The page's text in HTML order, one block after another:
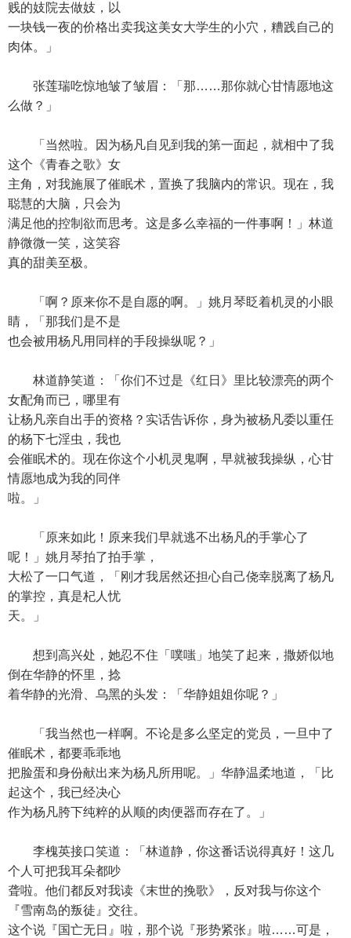
贱的妓院去做妓，以
一块钱一夜的价格出卖我这美女大学生的小穴，糟践自己的
肉体。」
张莲瑞吃惊地皱了皱眉：「那……那你就心甘情愿地这
么做？」
「当然啦。因为杨凡自见到我的第一面起，就相中了我
这个《青春之歌》女
主角，对我施展了催眠术，置换了我脑内的常识。现在，我
聪慧的大脑，只会为
满足他的控制欲而思考。这是多么幸福的一件事啊！」林道
静微微一笑，这笑容
真的甜美至极。
「啊？原来你不是自愿的啊。」姚月琴眨着机灵的小眼
睛，「那我们是不是
也会被用杨凡用同样的手段操纵呢？」
林道静笑道：「你们不过是《红日》里比较漂亮的两个
女配角而已，哪里有
让杨凡亲自出手的资格？实话告诉你，身为被杨凡委以重任
的杨下七淫虫，我也
会催眠术的。现在你这个小机灵鬼啊，早就被我操纵，心甘
情愿地成为我的同伴
啦。」
「原来如此！原来我们早就逃不出杨凡的手掌心了
呢！」姚月琴拍了拍手掌，
大松了一口气道，「刚才我居然还担心自己侥幸脱离了杨凡
的掌控，真是杞人忧
天。」
想到高兴处，她忍不住「噗嗤」地笑了起来，撒娇似地
倒在华静的怀里，捻
着华静的光滑、乌黑的头发：「华静姐姐你呢？」
「我当然也一样啊。不论是多么坚定的党员，一旦中了
催眠术，都要乖乖地
把脸蛋和身份献出来为杨凡所用呢。」华静温柔地道，「比
起这个，我已经决心
作为杨凡胯下纯粹的从顺的肉便器而存在了。」
李槐英接口笑道：「林道静，你这番话说得真好！这几
个人可把我耳朵都吵
聋啦。他们都反对我读《末世的挽歌》，反对我与你这个
『雪南岛的叛徒』交往。
这个说『国亡无日』啦，那个说『形势紧张』啦……可是，